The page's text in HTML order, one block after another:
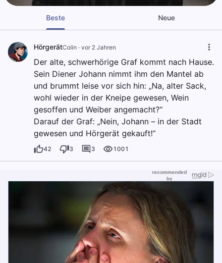
Beste Neue
HörgerätColin · vor 2 Jahren
Der alte, schwerhörige Graf kommt nach Hause.
Sein Diener Johann nimmt ihm den Mantel ab
und brummt leise vor sich hin: „Na, alter Sack,
wohl wieder in der Kneipe gewesen, Wein
gesoffen und Weiber angemacht?“
Darauf der Graf: „Nein, Johann – in der Stadt
gewesen und Hörgerät gekauft!“
42 3 3 1001